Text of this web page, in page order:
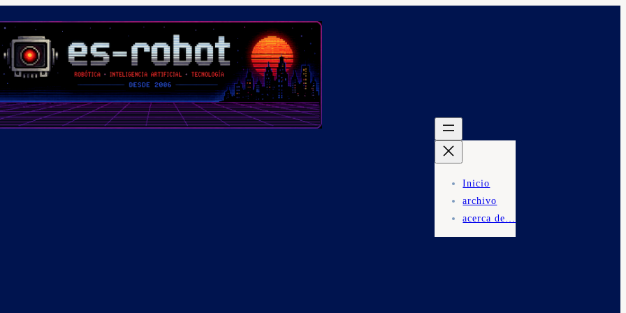
Inicio
archivo
acerca de…